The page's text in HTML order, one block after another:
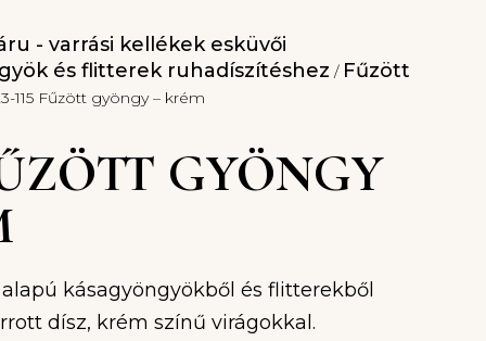
- varrási kellékek esküvői
és flitterek ruhadíszítéshez / Fűzött
115 Fűzött gyöngy – krém
GYÖNGY
kásagyöngyökből és flitterekből
dísz, krém színű virágokkal.